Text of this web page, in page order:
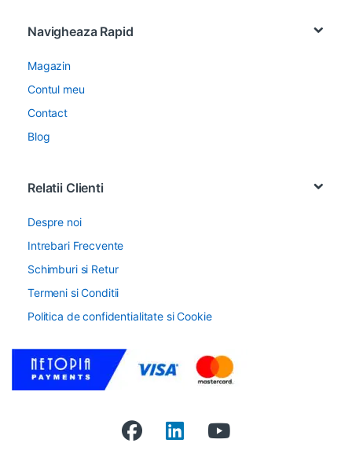
Navigheaza Rapid
Magazin
Contul meu
Contact
Blog
Relatii Clienti
Despre noi
Intrebari Frecvente
Schimburi si Retur
Termeni si Conditii
Politica de confidentialitate si Cookie